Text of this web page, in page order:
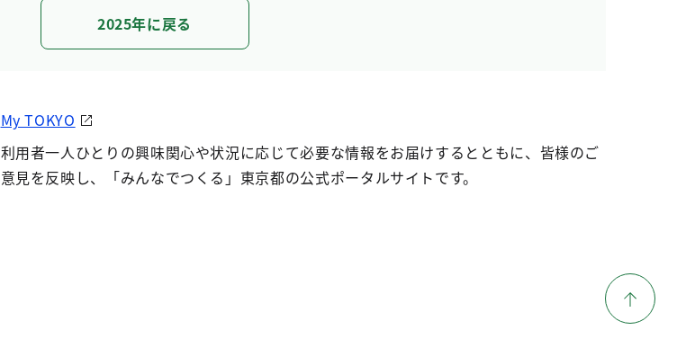
2025年に戻る
My TOKYO
利用者一人ひとりの興味関心や状況に応じて必要な情報をお届けするとともに、皆様のご
意見を反映し、「みんなでつくる」東京都の公式ポータルサイトです。